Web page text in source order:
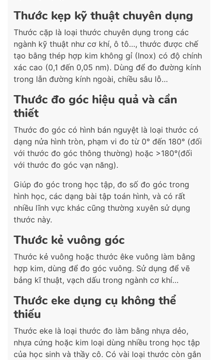
Thước kẹp kỹ thuật chuyên dụng
Thước cặp là loại thước chuyên dụng trong các
ngành kỹ thuật như cơ khí, ô tô…, thước được chế
tạo bằng thép hợp kim không gỉ (Inox) có độ chính
xác cao (0,1 đến 0,05 nm). Dùng để đo đường kính
trong lẫn đường kính ngoài, chiều sâu lỗ…
Thước đo góc hiệu quả và cần
thiết
Thước đo góc có hình bán nguyệt là loại thước có
dạng nửa hình tròn, phạm vi đo từ 0° đến 180° (đối
với thước đo góc thông thường) hoặc >180°(đối
với thước đo góc vạn năng).
Giúp đo góc trong học tập, đo số đo góc trong
hình học, các dạng bài tập toán hình, và có rất
nhiều lĩnh vực khác cũng thường xuyên sử dụng
thước này.
Thước kẻ vuông góc
Thước kẻ vuông hoặc thước êke vuông làm bằng
hợp kim, dùng để đo góc vuông. Sử dụng để vẽ
bảng kĩ thuật, vạch dấu trong ngành cơ khí…
Thước eke dụng cụ không thể
thiếu
Thước eke là loại thước đo làm bằng nhựa dẻo,
nhựa cứng hoặc kim loại dùng nhiều trong học tập
của học sinh và thầy cô. Có vài loại thước còn gắn